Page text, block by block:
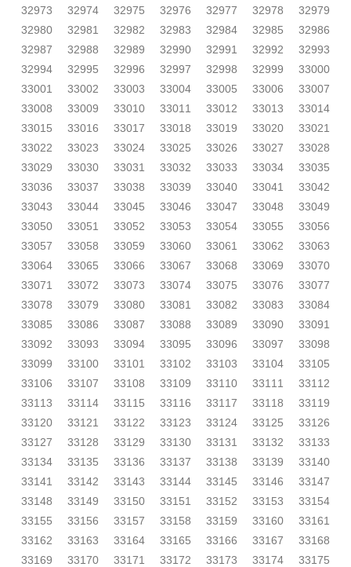
32973
32974 32975 32976 32977 32978
32979
32980
32981 32982 32983 32984 32985
32986
32987
32988 32989 32990 32991 32992
32993
32994
32995 32996 32997 32998 32999
33000
33001
33002 33003 33004 33005 33006
33007
33008
33009 33010 33011 33012 33013
33014
33015
33016 33017 33018 33019 33020
33021
33022
33023 33024 33025 33026 33027
33028
33029
33030 33031 33032 33033 33034
33035
33036
33037 33038 33039 33040 33041
33042
33043
33044 33045 33046 33047 33048
33049
33050
33051 33052 33053 33054 33055
33056
33057
33058 33059 33060 33061 33062
33063
33064
33065 33066 33067 33068 33069
33070
33071
33072 33073 33074 33075 33076
33077
33078
33079 33080 33081 33082 33083
33084
33085
33086 33087 33088 33089 33090
33091
33092
33093 33094 33095 33096 33097
33098
33099
33100 33101 33102 33103 33104
33105
33106
33107 33108 33109 33110 33111
33112
33113
33114 33115 33116 33117 33118
33119
33120
33121 33122 33123 33124 33125
33126
33127
33128 33129 33130 33131 33132
33133
33134
33135 33136 33137 33138 33139
33140
33141
33142 33143 33144 33145 33146
33147
33148
33149 33150 33151 33152 33153
33154
33155
33156 33157 33158 33159 33160
33161
33162
33163 33164 33165 33166 33167
33168
33169
33170 33171 33172 33173 33174
33175